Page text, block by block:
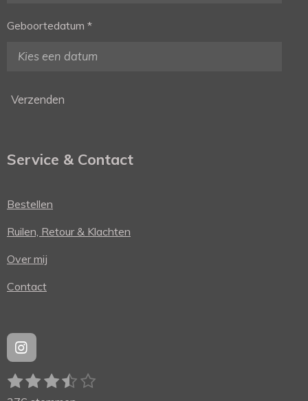
Geboortedatum *
Verzenden
Service & Contact
Bestellen
Ruilen, Retour & Klachten
Over mij
Contact
I
n
s
R
a
1 2 3 4 5 S